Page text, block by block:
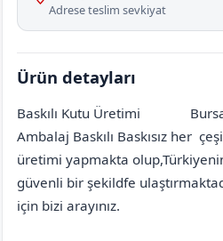
Adrese teslim sevkiyat
Ürün detayları
Baskılı Kutu Üretimi
Ambalaj Baskılı Baskısız her
üretimi yapmakta
güvenli bir şekildfe
için bizi arayınız.